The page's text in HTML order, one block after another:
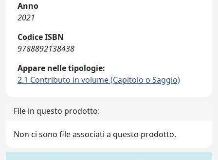
Anno
2021
Codice ISBN
9788892138438
Appare nelle tipologie:
2.1 Contributo in volume (Capitolo o Saggio)
File in questo prodotto:
Non ci sono file associati a questo prodotto.